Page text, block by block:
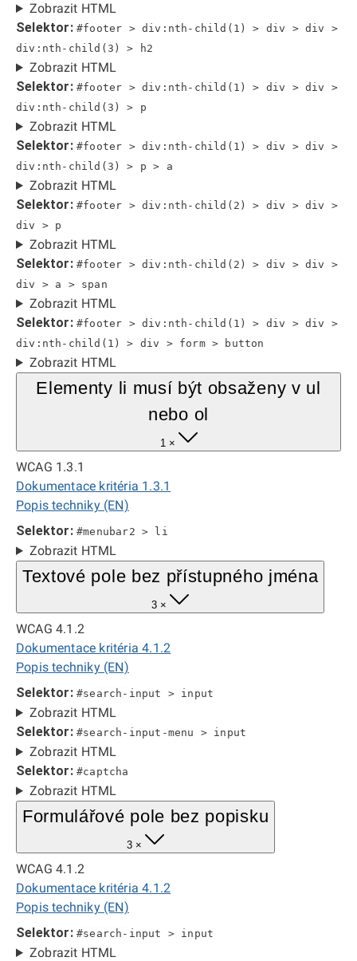
Zobrazit HTML
Selektor: #footer > div:nth-child(1) > div > div >
div:nth-child(3) > h2
Zobrazit HTML
Selektor: #footer > div:nth-child(1) > div > div >
div:nth-child(3) > p
Zobrazit HTML
Selektor: #footer > div:nth-child(1) > div > div >
div:nth-child(3) > p > a
Zobrazit HTML
Selektor: #footer > div:nth-child(2) > div > div >
div > p
Zobrazit HTML
Selektor: #footer > div:nth-child(2) > div > div >
div > a > span
Zobrazit HTML
Selektor: #footer > div:nth-child(1) > div > div >
div:nth-child(1) > div > form > button
Zobrazit HTML
Elementy li musí být obsaženy v ul
nebo ol
1 ×
WCAG 1.3.1
Dokumentace kritéria 1.3.1
Popis techniky (EN)
Selektor: #menubar2 > li
Zobrazit HTML
Textové pole bez přístupného jména
3 ×
WCAG 4.1.2
Dokumentace kritéria 4.1.2
Popis techniky (EN)
Selektor: #search-input > input
Zobrazit HTML
Selektor: #search-input-menu > input
Zobrazit HTML
Selektor: #captcha
Zobrazit HTML
Formulářové pole bez popisku
3 ×
WCAG 4.1.2
Dokumentace kritéria 4.1.2
Popis techniky (EN)
Selektor: #search-input > input
Zobrazit HTML